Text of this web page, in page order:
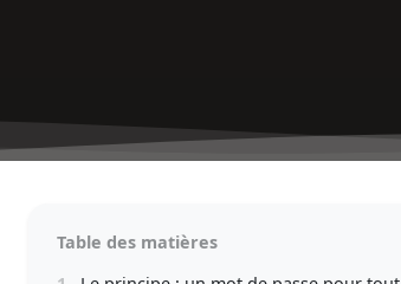
Table des matières